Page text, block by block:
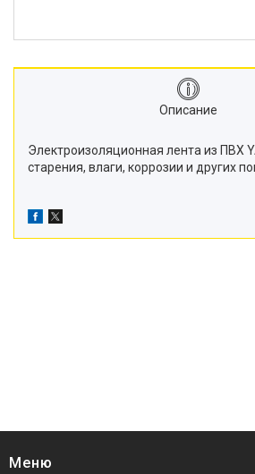
Описание
Электроизоляционная лента из ПВХ
старения, влаги, коррозии и других
Меню